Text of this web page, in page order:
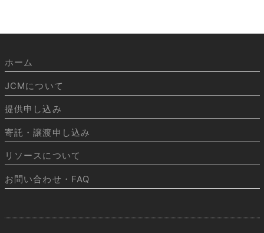
ホーム
JCMについて
提供申し込み
寄託・譲渡申し込み
リソースについて
お問い合わせ・FAQ